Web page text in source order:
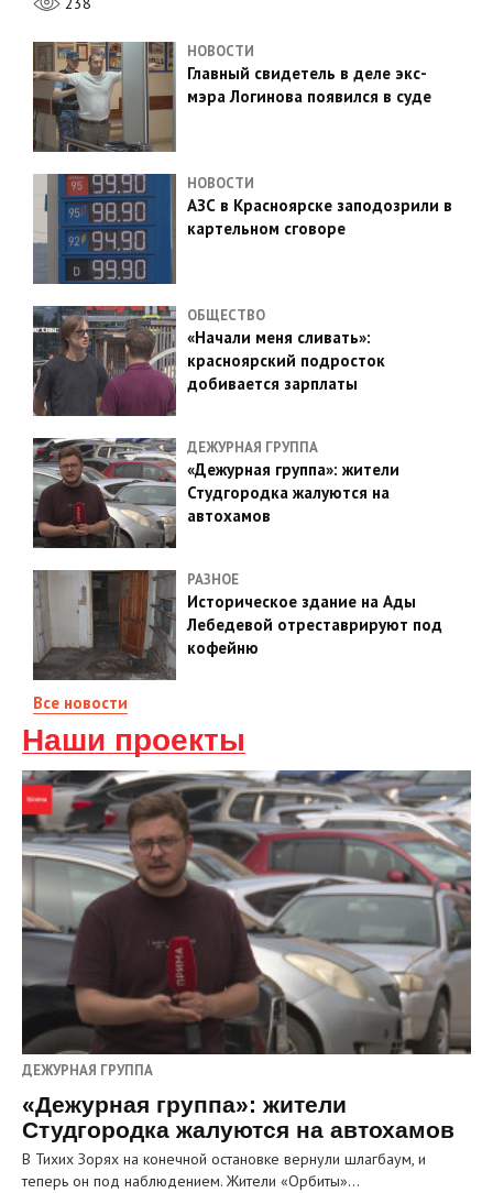
НОВОСТИ
Главный свидетель в деле экс-
мэра Логинова появился в суде
НОВОСТИ
АЗС в Красноярске заподозрили в
картельном сговоре
ОБЩЕСТВО
«Начали меня сливать»:
красноярский подросток
добивается зарплаты
ДЕЖУРНАЯ ГРУППА
«Дежурная группа»: жители
Студгородка жалуются на
автохамов
РАЗНОЕ
Историческое здание на Ады
Лебедевой отреставрируют под
кофейню
Все новости
Наши проекты
ДЕЖУРНАЯ ГРУППА
«Дежурная группа»: жители
Студгородка жалуются на автохамов
В Тихих Зорях на конечной остановке вернули шлагбаум, и
теперь он под наблюдением. Жители «Орбиты»…